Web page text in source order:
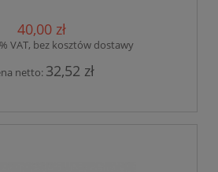
40,00 zł
VAT, bez kosztów dostawy
netto: 32,52 zł